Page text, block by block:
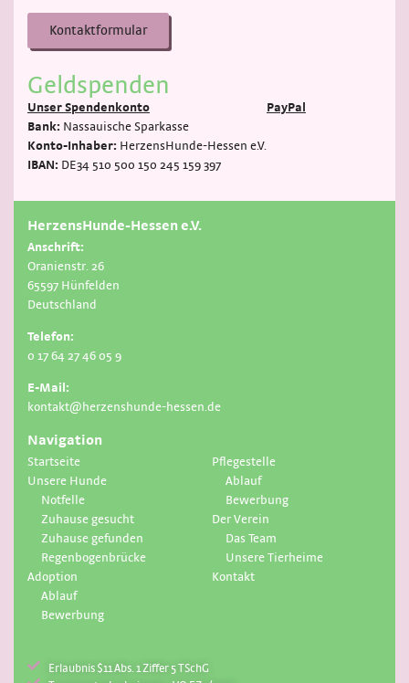
Kontaktformular
Geldspenden
Unser Spendenkonto
Bank: Nassauische Sparkasse
Konto-Inhaber: HerzensHunde-Hessen e.V.
IBAN: DE34 510 500 150 245 159 397
PayPal
HerzensHunde-Hessen e.V.
Anschrift:
Oranienstr. 26
65597 Hünfelden
Deutschland
Telefon:
0 17 64 27 46 05 9
E-Mail:
kontakt@herzenshunde-hessen.de
Navigation
Startseite
Unsere Hunde
Notfelle
Zuhause gesucht
Zuhause gefunden
Regenbogenbrücke
Adoption
Ablauf
Bewerbung
Pflegestelle
Ablauf
Bewerbung
Der Verein
Das Team
Unsere Tierheime
Kontakt
Erlaubnis $11 Abs. 1 Ziffer 5 TSchG